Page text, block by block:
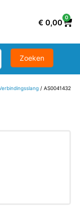
€ 0,00
0
/ AS0041432